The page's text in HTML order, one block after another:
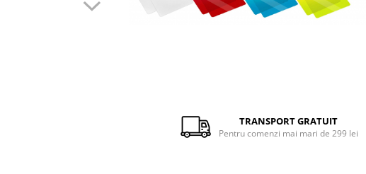
Facebook
TRANSPORT GRATUIT
Pentru comenzi mai mari de 299 lei